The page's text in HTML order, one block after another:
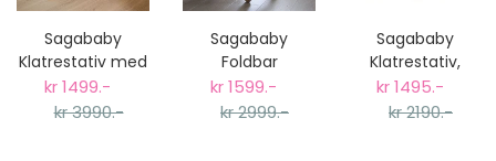
Sagababy
Klatrestativ med
Sklie, Stor - Natur
kr 1499.-
kr 3990.-
Sagababy
Foldbar
Kjøkkenhjelper -
Natur
kr 1599.-
kr 2999.-
Sagababy
Klatrestativ,
Natur Pikler
Triangel
kr 1495.-
kr 2190.-